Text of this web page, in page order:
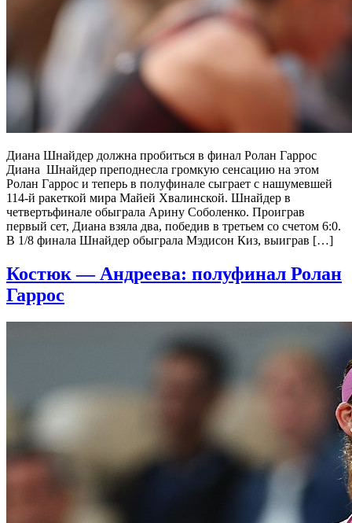
Диана Шнайдер должна пробиться в финал Ролан Гаррос
Диана Шнайдер преподнесла громкую сенсацию на этом
Ролан Гаррос и теперь в полуфинале сыграет с нашумевшей
114-й ракеткой мира Майей Хвалинской. Шнайдер в
четвертьфинале обыграла Арину Соболенко. Проиграв
первый сет, Диана взяла два, победив в третьем со счетом 6:0.
В 1/8 финала Шнайдер обыграла Мэдисон Киз, выиграв […]
Костюк — Андреева: полуфинал Ролан
Гаррос